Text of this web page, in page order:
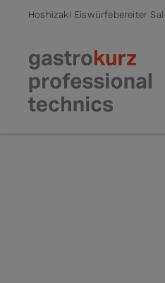
Hoshizaki Eiswürfebereiter